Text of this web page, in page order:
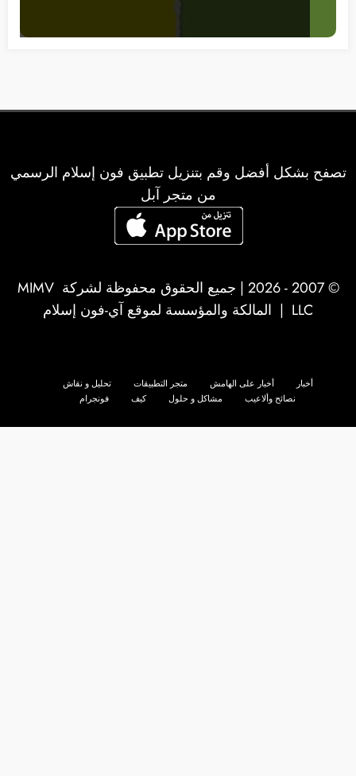
تصفح بشكل أفضل وقم بتنزيل تطبيق فون إسلام الرسمي
من متجر آبل
© 2007 - 2026 | جميع الحقوق محفوظة لشركة
MIMV
LLC | المالكة والمؤسسة لموقع آي-فون إسلام
أخبار أخبار على الهامش متجر التطبيقات
تحليل و نقاش
نصائح وألاعيب
مشاكل و حلول كيف فونجرام